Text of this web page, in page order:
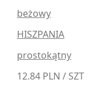
beżowy
HISZPANIA
prostokątny
12.84 PLN / SZT